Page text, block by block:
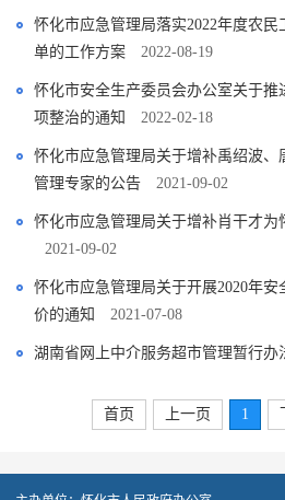
怀化市应急管理局落实2022年度农
单的工作方案
2022-08-19
怀化市安全生产委员会办公室关于推
项整治的通知
2022-02-18
怀化市应急管理局关于增补禹绍波、
管理专家的公告
2021-09-02
怀化市应急管理局关于增补肖干才
2021-09-02
怀化市应急管理局关于开展2020年
价的通知
2021-07-08
湖南省网上中介服务超市管理暂行办
首页 上一页 1